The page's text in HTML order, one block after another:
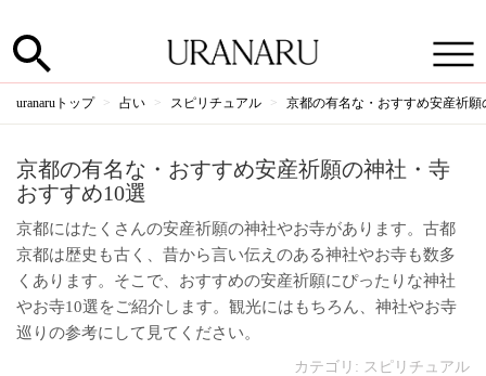
uranaruトップ 占い スピリチュアル 京都の有名な・おすすめ安産祈
京都の有名な・おすすめ安産祈願の神社・寺
おすすめ10選
京都にはたくさんの安産祈願の神社やお寺があります。古都
京都は歴史も古く、昔から言い伝えのある神社やお寺も数多
くあります。そこで、おすすめの安産祈願にぴったりな神社
やお寺10選をご紹介します。観光にはもちろん、神社やお寺
巡りの参考にして見てください。
カテゴリ: スピリチュアル